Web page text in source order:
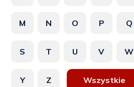
Wszystkie
M N O P Q
S T U V W
Y Z